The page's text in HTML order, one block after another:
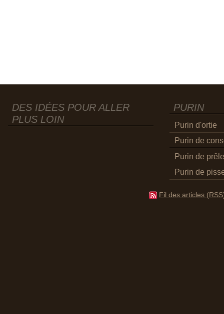
DES IDÉES POUR ALLER
PLUS LOIN
PURIN
Purin d'ortie
Purin de
Purin de prêle
Purin de
Fil des articles